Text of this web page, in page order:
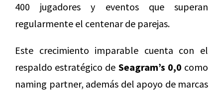
400 jugadores y eventos que superan
regularmente el centenar de parejas.
Este crecimiento imparable cuenta con el
respaldo estratégico de Seagram’s 0,0 como
naming partner, además del apoyo de marcas